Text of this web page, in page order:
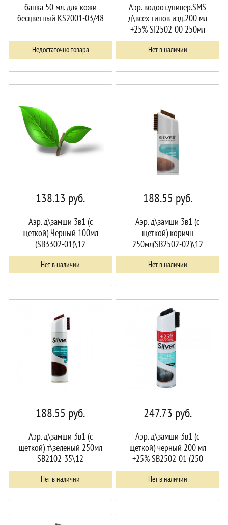
банка 50 мл. для кожи
бесцветный KS2001-03/48
Недостаточно товара
Аэр. водоот.универ.SMS
д\всех типов изд.200 мл
+25% SI2502-00 250мл
\12шт
Нет в наличии
138.13 руб.
Аэр. д\замши 3в1 (с
щеткой) Черный 100мл
(SB3302-01)\12
Нет в наличии
188.55 руб.
Аэр. д\замши 3в1 (с
щеткой) коричн
250мл(SB2502-02)\12
Нет в наличии
188.55 руб.
Аэр. д\замши 3в1 (с
щеткой) т\зеленый 250мл
SB2102-35\12
Нет в наличии
247.73 руб.
Аэр. д\замши 3в1 (с
щеткой) черный 200 мл
+25% SB2502-01 (250
мл)/12 шт
Нет в наличии